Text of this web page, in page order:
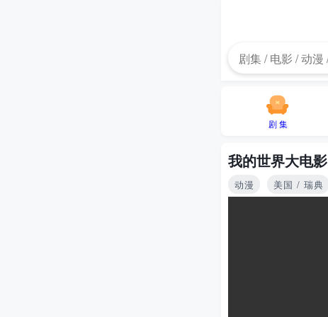
剧 集
我的世界大电影
动漫 美国 / 瑞典